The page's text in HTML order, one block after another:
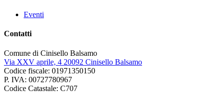
Eventi
Contatti
Comune di Cinisello Balsamo
Via XXV aprile, 4 20092 Cinisello Balsamo
Codice fiscale: 01971350150
P. IVA: 00727780967
Codice Catastale: C707